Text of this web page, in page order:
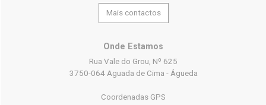
Mais contactos
Onde Estamos
Rua Vale do Grou, Nº 625
3750-064 Aguada de Cima - Águeda
Coordenadas GPS